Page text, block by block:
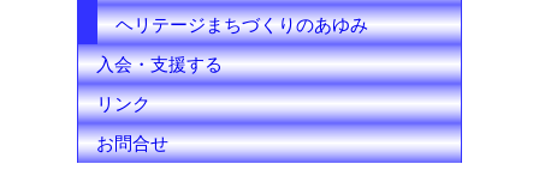
ヘリテージまちづくりのあゆみ
入会・支援する
リンク
お問合せ